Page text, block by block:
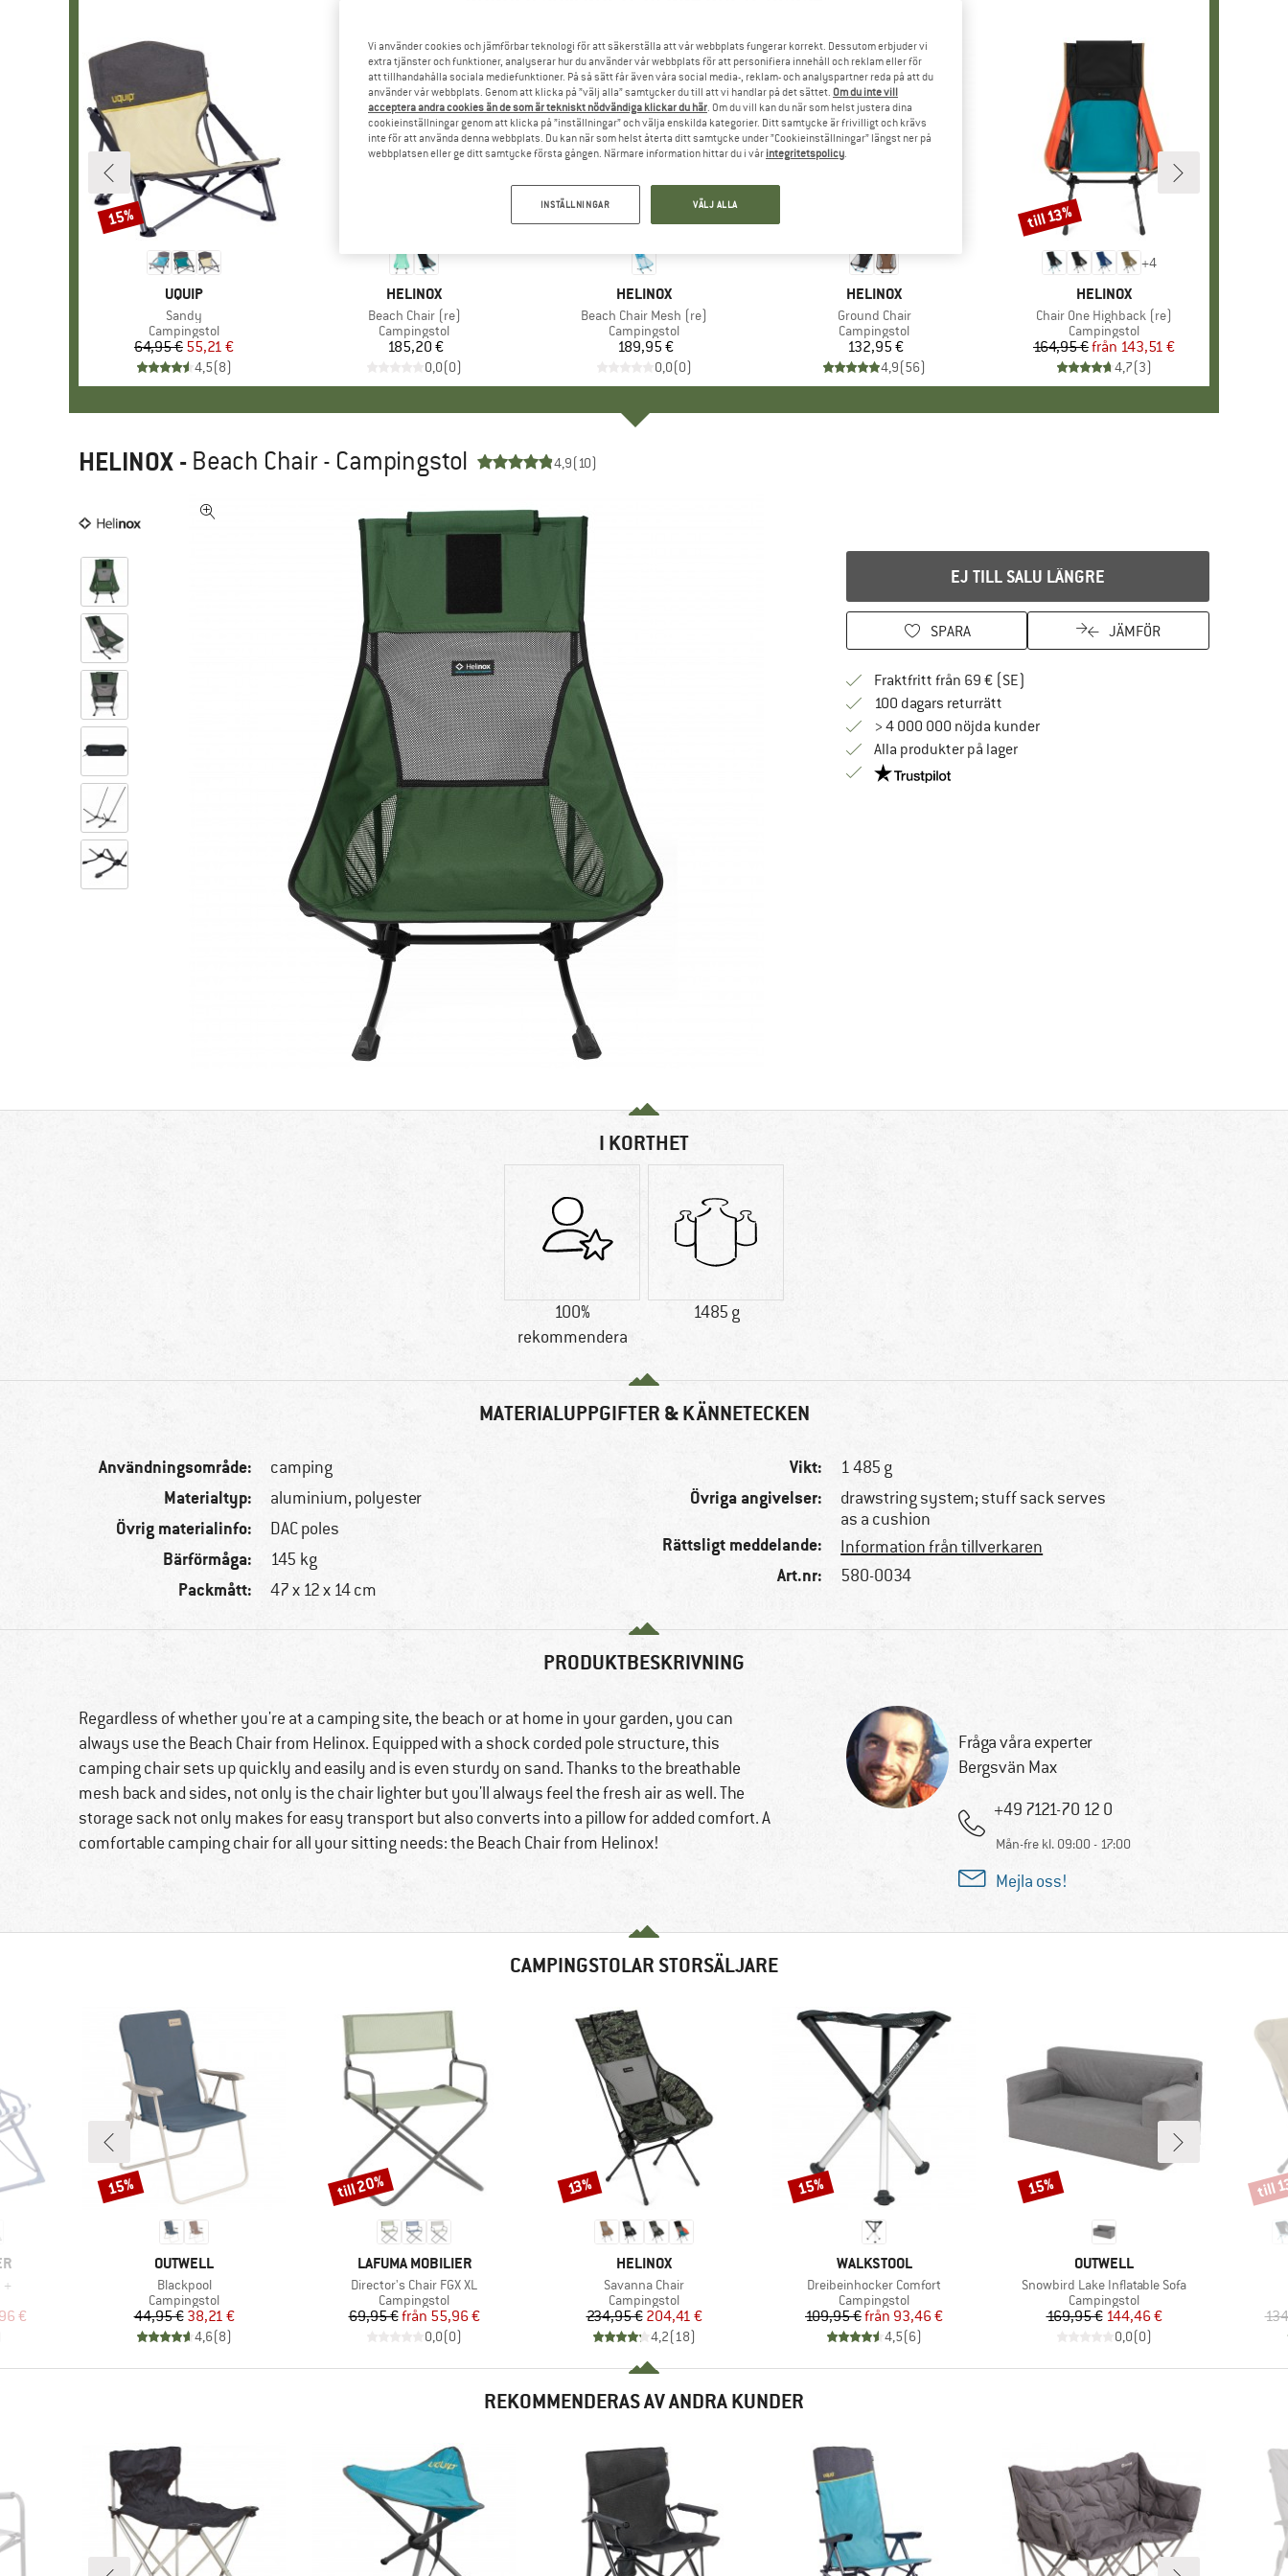
VARUMÄRKE
UQUIP
Produkter
Sandy
Produktgrupp
Campingstol
Pris
64,95 € Reducerat pris
55,21 €
4,5(8)
Rabatt
15%
VARUMÄRKE
HELINOX
Produkter
Beach Chair (re)
Produktgrupp
Campingstol
Pris
185,20 €
0,0(0)
VARUMÄRKE
HELINOX
Produkter
Beach Chair Mesh (re)
Produktgrupp
Campingstol
Pris
189,95 €
0,0(0)
VARUMÄRKE
HELINOX
Produkter
Ground Chair
Produktgrupp
Campingstol
Pris
132,95 €
4,9(56)
+4
VARUMÄRKE
HELINOX
Produkter
Chair One Highback (re)
Produktgrupp
Campingstol
Pris
164,95 € Reducerat pris
från 143,51 €
4,7(3)
Rabatt
till 13%
HELINOX - Beach Chair - Campingstol 4,9(10)
EJ TILL SALU LÄNGRE
SPARA JÄMFÖR
Fraktfritt från 69 € (SE)
100 dagars returrättGå till returpolicyn här Öppnas i en inforuta
> 4 000 000 nöjda kunder
Alla produkter på lager
Trust Pilot-garanti - hitta all information här!
I KORTHET
100%
rekommendera
1485 g
MATERIALUPPGIFTER & KÄNNETECKEN
Användningsområde: camping
Materialtyp: aluminium, polyester
Övrig materialinfo: DAC poles
Bärförmåga: 145 kg
Packmått: 47 x 12 x 14 cm
Vikt: 1 485 g
Övriga angivelser:
drawstring system; stuff sack serves
as a cushion
Rättsligt meddelande: Information från tillverkaren
Art.nr: 580-0034
PRODUKTBESKRIVNING
Regardless of whether you're at a camping site, the beach or at home in your garden, you can
always use the Beach Chair from Helinox. Equipped with a shock corded pole structure, this
camping chair sets up quickly and easily and is even sturdy on sand. Thanks to the breathable
mesh back and sides, not only is the chair lighter but you'll always feel the fresh air as well. The
storage sack not only makes for easy transport but also converts into a pillow for added comfort. A
comfortable camping chair for all your sitting needs: the Beach Chair from Helinox!
Fråga våra experter
Bergsvän Max
+49 7121-70 12 0
Mån-fre kl. 09:00 - 17:00
Mejla oss!
CAMPINGSTOLAR STORSÄLJARE
+
pris
€
VARUMÄRKE
OUTWELL
Produkter
Blackpool
Produktgrupp
Campingstol
Pris
44,95 €Reducerat pris
38,21 €
4,6(8)
Rabatt
15%
VARUMÄRKE
LAFUMA MOBILIER
Produkter
Director's Chair FGX XL
Produktgrupp
Campingstol
Pris
69,95 € Reducerat pris
från 55,96 €
0,0(0)
Rabatt
till 20%
VARUMÄRKE
HELINOX
Produkter
Savanna Chair
Produktgrupp
Campingstol
Pris
234,95 €Reducerat pris
204,41 €
4,2(18)
Rabatt
13%
VARUMÄRKE
WALKSTOOL
Produkter
Dreibeinhocker Comfort
Produktgrupp
Campingstol
Pris
109,95 € Reducerat pris
från 93,46 €
4,5(6)
Rabatt
15%
VARUMÄRKE
OUTWELL
Produkter
Snowbird Lake Inflatable Sofa
Produktgrupp
Campingstol
Pris
169,95 €Reducerat pris
144,46 €
0,0(0)
Rabatt
15% till
REKOMMENDERAS AV ANDRA KUNDER
Vi använder cookies och jämförbar teknologi för att säkerställa att vår webbplats fungerar korrekt. Dessutom erbjuder vi
extra tjänster och funktioner, analyserar hur du använder vår webbplats för att personifiera innehåll och reklam eller för
att tillhandahålla sociala mediefunktioner. På så sätt får även våra social media-, reklam- och analyspartner reda på att du
använder vår webbplats. Genom att klicka på ”välj alla” samtycker du till att vi handlar på det sättet. Om du inte vill
acceptera andra cookies än de som är tekniskt nödvändiga klickar du här. Om du vill kan du när som helst justera dina
cookieinställningar genom att klicka på ”inställningar” och välja enskilda kategorier. Ditt samtycke är frivilligt och krävs
inte för att använda denna webbplats. Du kan när som helst återta ditt samtycke under ”Cookieinställningar” längst ner på
webbplatsen eller ge ditt samtycke första gången. Närmare information hittar du i vår integritetspolicy.
INSTÄLLNINGAR VÄLJ ALLA